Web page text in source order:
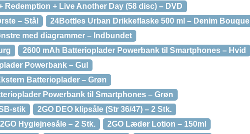
+ Live Another Day (58 disc) – DVD
– Stål
24Bottles Urban Drikkeflaske 500 ml – Denim Bouque
med diagrammer – Indbundet
2600 mAh Batterioplader Powerbank til Smartphones – Hvid
Powerbank – Gul
Batterioplader – Grøn
Powerbank til Smartphones – Grøn
stik
2GO DEO klipsåle (Str 36/47) – 2 Stk.
2GO Hygiejnesåle – 2 Stk.
2GO Læder Lotion – 150ml